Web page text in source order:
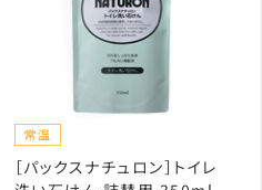
［パックスナチュロン］トイレ